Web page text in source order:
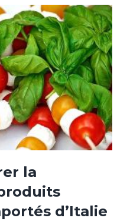
la
d’Italie